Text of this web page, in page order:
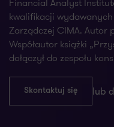
Financial Analyst
kwalifikacji
Zarządczej CIMA. Autor
Współautor książki
dołączył do zespołu
Skontaktuj się lub